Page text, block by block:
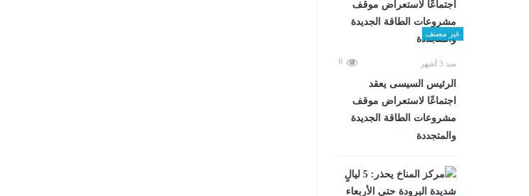
غير مصنف
منذ 3 أشهر 0
الرئيس السيسى يعقد
اجتماعًا لاستعراض موقف
مشروعات الطاقة الجديدة
والمتجددة